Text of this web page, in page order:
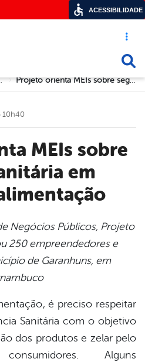
Acesso
> Projeto orienta MEIs sobre segurança sanitária em serviços de alimentação
em
10h40
Negócios Públicos, Projeto
250 empreendedores e
de Garanhuns, em
é preciso respeitar
Sanitária com o objetivo
dos produtos e zelar pelo
Alguns
ACESSIBILIDADE